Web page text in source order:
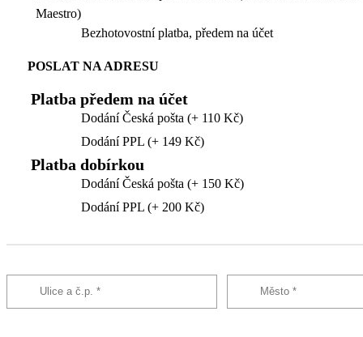
Maestro)
Bezhotovostní platba, předem na účet
POSLAT NA ADRESU
Platba předem na účet
Dodání Česká pošta (+ 110 Kč)
Dodání PPL (+ 149 Kč)
Platba dobírkou
Dodání Česká pošta (+ 150 Kč)
Dodání PPL (+ 200 Kč)